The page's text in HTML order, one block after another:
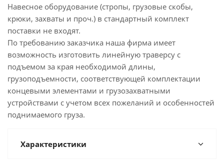
Навесное оборудование (стропы, грузовые скобы,
крюки, захваты и проч.) в стандартный комплект
поставки не входят.
По требованию заказчика наша фирма имеет
возможность изготовить линейную траверсу с
подъемом за края необходимой длины,
грузоподъемности, соответствующей комплектации
концевыми элементами и грузозахватными
устройствами с учетом всех пожеланий и особенностей
поднимаемого груза.
Характеристики